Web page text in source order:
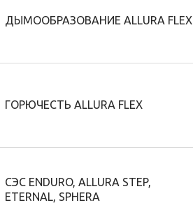
ДЫМООБРАЗОВАНИЕ ALLURA FLEX
ГОРЮЧЕСТЬ ALLURA FLEX
СЭС ENDURO, ALLURA STEP,
ETERNAL, SPHERA